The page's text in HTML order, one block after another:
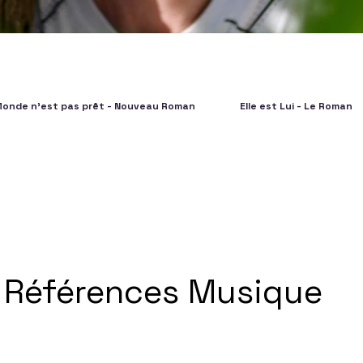
n'est pas prêt - Nouveau Roman Elle est Lui - Le Roman
Références Musique